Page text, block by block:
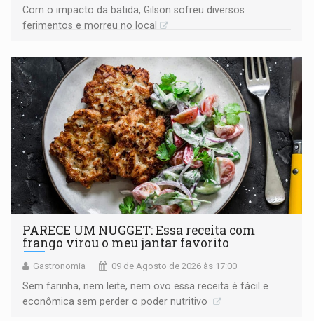
​Com o impacto da batida, Gilson sofreu diversos
ferimentos e morreu no local
PARECE UM NUGGET: Essa receita com
frango virou o meu jantar favorito
Gastronomia 09 de Agosto de 2026 às 17:00
Sem farinha, nem leite, nem ovo essa receita é fácil e
econômica sem perder o poder nutritivo